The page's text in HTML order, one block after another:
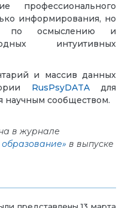
профессионального
информирования, но
по осмыслению и
интуитивных
и массив данных
RusPsyDATAдля
научным сообществом.
в журнале
в выпуске